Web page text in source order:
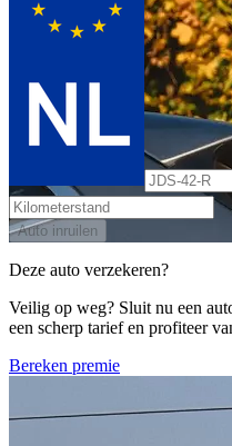
Auto inruilen
Deze auto verzekeren?
Veilig op weg? Sluit nu een
een scherp tarief en profiteer
Bereken premie